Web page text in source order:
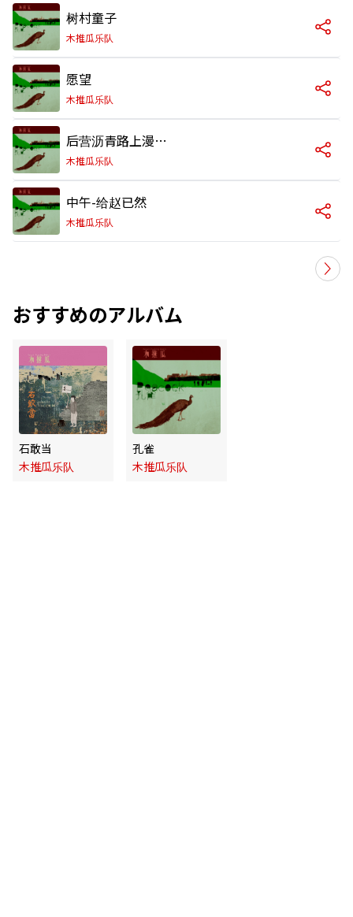
树村童子
木推瓜乐队
愿望
木推瓜乐队
后营沥青路上漫步的孔雀
木推瓜乐队
中午-给赵已然
木推瓜乐队
おすすめのアルバム
石敢当
木推瓜乐队
孔雀
木推瓜乐队